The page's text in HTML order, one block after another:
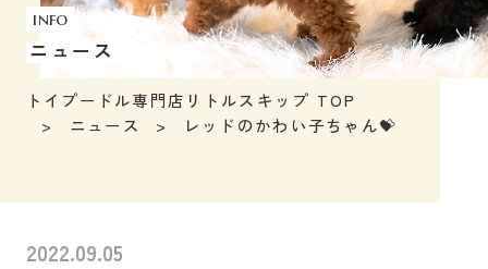
info
ニュース
トイプードル専門店リトルスキップ TOP
ニュース
レッドのかわい子ちゃん💝
2022.09.05